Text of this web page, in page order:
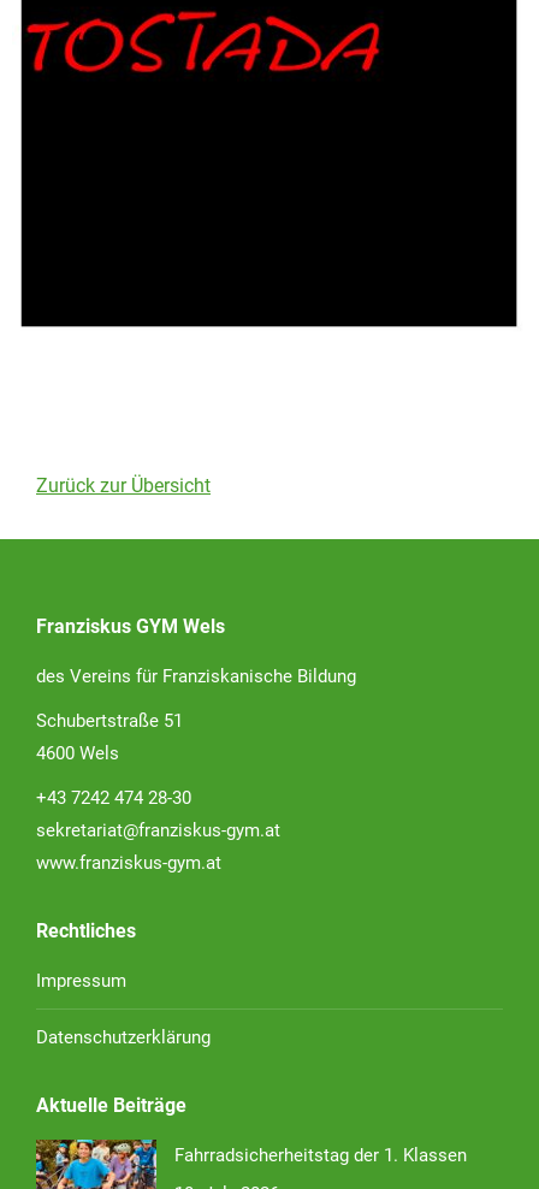
Zurück zur Übersicht
Franziskus GYM Wels
des Vereins für Franziskanische Bildung
Schubertstraße 51
4600 Wels
+43 7242 474 28-30
sekretariat@franziskus-gym.at
www.franziskus-gym.at
Rechtliches
Impressum
Datenschutzerklärung
Aktuelle Beiträge
Fahrradsicherheitstag der 1. Klassen